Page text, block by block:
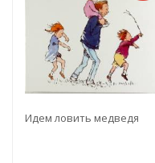
Идем ловить медведя